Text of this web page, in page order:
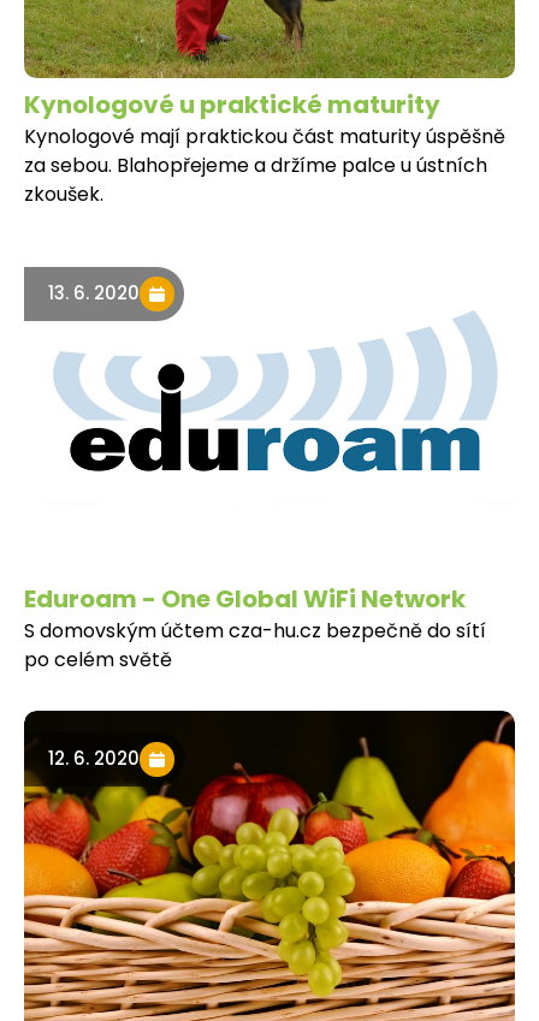
Kynologové u praktické maturity
Kynologové mají praktickou část maturity úspěšně
za sebou. Blahopřejeme a držíme palce u ústních
zkoušek.
13. 6. 2020
Eduroam - One Global WiFi Network
S domovským účtem cza-hu.cz bezpečně do sítí
po celém světě
12. 6. 2020